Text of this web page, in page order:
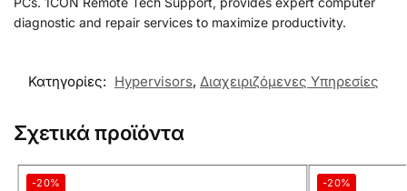
diagnostic and repair services to maximize productivity.
Κατηγορίες: Hypervisors, Διαχειριζόμενες Υπηρεσίες
Σχετικά προϊόντα
-20% -20%